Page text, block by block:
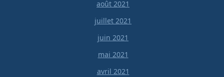
août 2021
juillet 2021
juin 2021
mai 2021
avril 2021